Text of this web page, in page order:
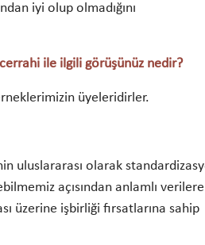
iyi olup olmadığını
ile ilgili görüşünüz nedir?
üyeleridirler.
uluslararası olarak
açısından anlamlı verilere
üzerine işbirliği fırsatlarına sahip